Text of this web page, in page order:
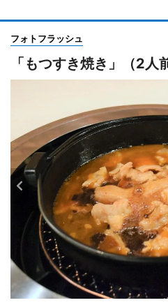
フォトフラッシュ
「もつすき焼き」（2人